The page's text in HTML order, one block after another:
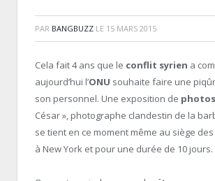
PAR BANGBUZZ LE 15 MARS 2015
Cela fait 4 ans que le conflit syrien a
aujourd’hui l’ONU souhaite faire une
son personnel. Une exposition de photos
César », photographe clandestin de la
se tient en ce moment même au siège
à New York et pour une durée de 10 jours.